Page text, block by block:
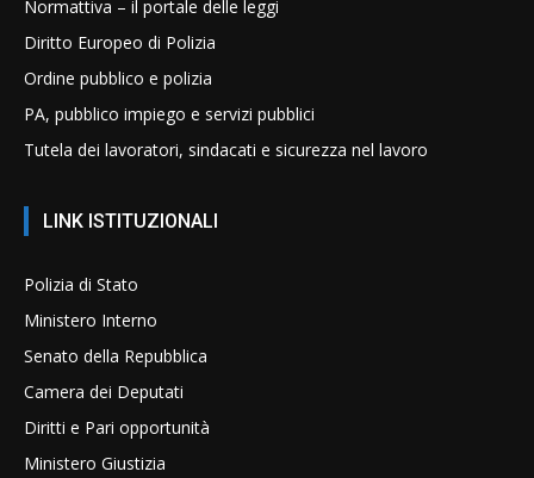
Normattiva – il portale delle leggi
Diritto Europeo di Polizia
Ordine pubblico e polizia
PA, pubblico impiego e servizi pubblici
Tutela dei lavoratori, sindacati e sicurezza nel lavoro
LINK ISTITUZIONALI
Polizia di Stato
Ministero Interno
Senato della Repubblica
Camera dei Deputati
Diritti e Pari opportunità
Ministero Giustizia